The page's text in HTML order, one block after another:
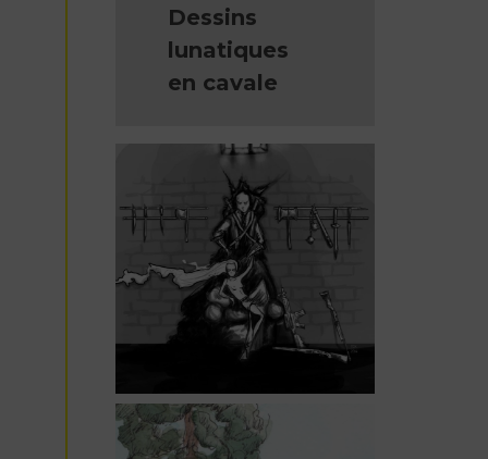
Dessins
lunatiques
en cavale